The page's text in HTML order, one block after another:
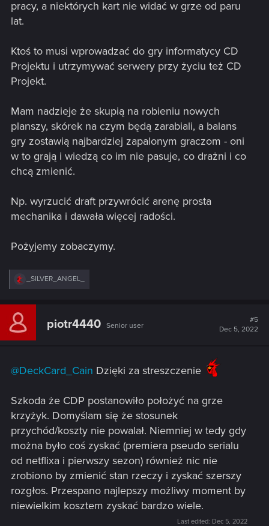
pracy, a niektórych kart nie widać w grze od paru
lat.
Ktoś to musi wprowadzać do gry informatycy CD
Projektu i utrzymywać serwery przy życiu też CD
Projekt.
Mam nadzieje że skupią na robieniu nowych
planszy, skórek na czym będą zarabiali, a balans
gry zostawią najbardziej zapalonym graczom - oni
w to grają i wiedzą co im nie pasuje, co drażni i co
chcą zmienić.
Np. wyrzucić draft przywrócić arenę prosta
mechanika i dawała więcej radości.
Pożyjemy zobaczymy.
c
i
_SILVER_ANGEL_
piotr4440 Senior user
#5
Dec 5, 2022
@DeckCard_Cain Dzięki za streszczenie
Szkoda że CDP postanowiło położyć na grze
krzyżyk. Domyślam się że stosunek
przychód/koszty nie powalał. Niemniej w tedy gdy
można było coś zyskać (premiera pseudo serialu
od netflixa i pierwszy sezon) również nic nie
zrobiono by zmienić stan rzeczy i zyskać szerszy
rozgłos. Przespano najlepszy możliwy moment by
niewielkim kosztem zyskać bardzo wiele.
Last edited: Dec 5, 2022